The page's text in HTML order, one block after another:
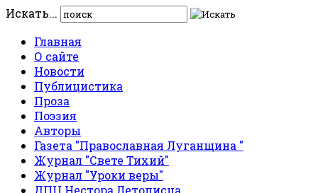
Искать...
Главная
О сайте
Новости
Публицистика
Проза
Поэзия
Авторы
Газета "Православная Луганщина "
Журнал "Свете Тихий"
Журнал "Уроки веры"
ДПЦ Нестора Летописца